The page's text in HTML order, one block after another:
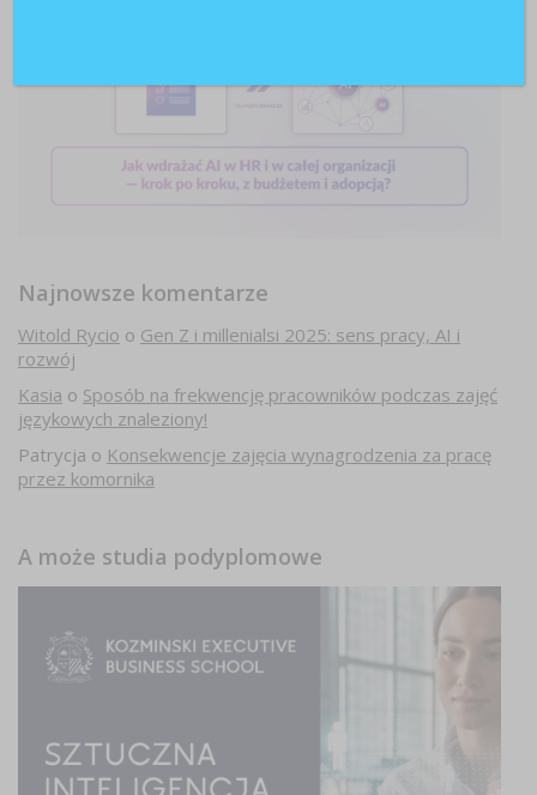
Najnowsze komentarze
Witold Rycio o Gen Z i millenialsi 2025: sens pracy, AI i
rozwój
Kasia o Sposób na frekwencję pracowników podczas zajęć
językowych znaleziony!
Patrycja o Konsekwencje zajęcia wynagrodzenia za pracę
przez komornika
A może studia podyplomowe